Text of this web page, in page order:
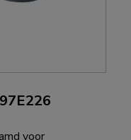
voor